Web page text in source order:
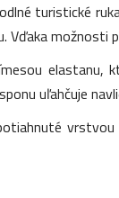
turistické
uľahčuje